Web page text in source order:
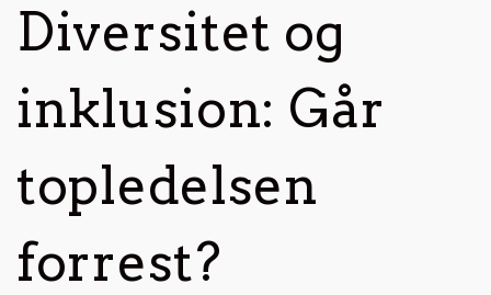
Diversitet og
inklusion: Går
topledelsen
forrest?